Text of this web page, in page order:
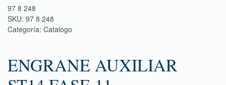
97 8 248
SKU: 97 8 248
Categoría: Catalogo
ENGRANE AUXILIAR